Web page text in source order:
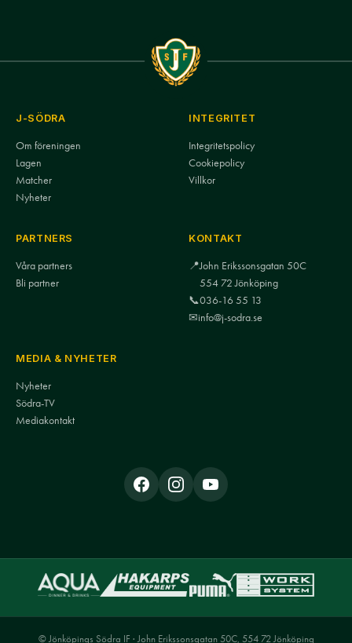
J-SÖDRA
Om föreningen
Lagen
Matcher
Nyheter
INTEGRITET
Integritetspolicy
Cookiepolicy
Villkor
PARTNERS
Våra partners
Bli partner
KONTAKT
📍John Erikssonsgatan 50C
554 72 Jönköping
📞036-16 55 13
✉info@j-sodra.se
MEDIA & NYHETER
Nyheter
Södra-TV
Mediakontakt
© Jönköpings Södra IF · John Erikssonsgatan 50C, 554 72 Jönköping